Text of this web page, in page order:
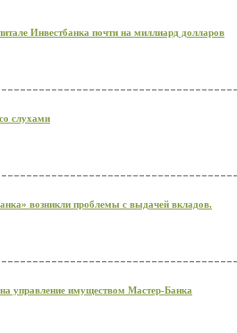
Инвестбанка почти на миллиард долларов
слухами
возникли проблемы с выдачей вкладов.
управление имуществом Мастер-Банка